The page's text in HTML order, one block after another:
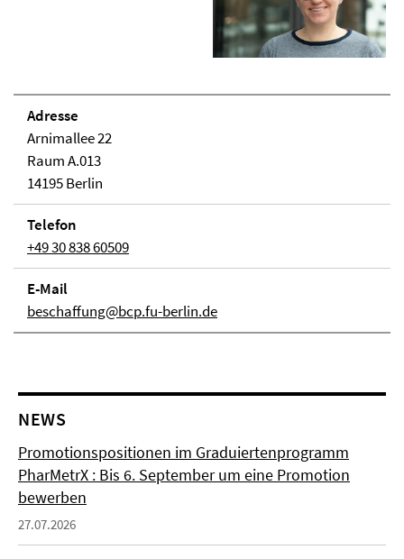
Adresse
Arnimallee 22
Raum A.013
14195 Berlin
Telefon
+49 30 838 60509
E-Mail
beschaffung@bcp.fu-berlin.de
NEWS
Promotionspositionen im Graduiertenprogramm
PharMetrX : Bis 6. September um eine Promotion
bewerben
27.07.2026